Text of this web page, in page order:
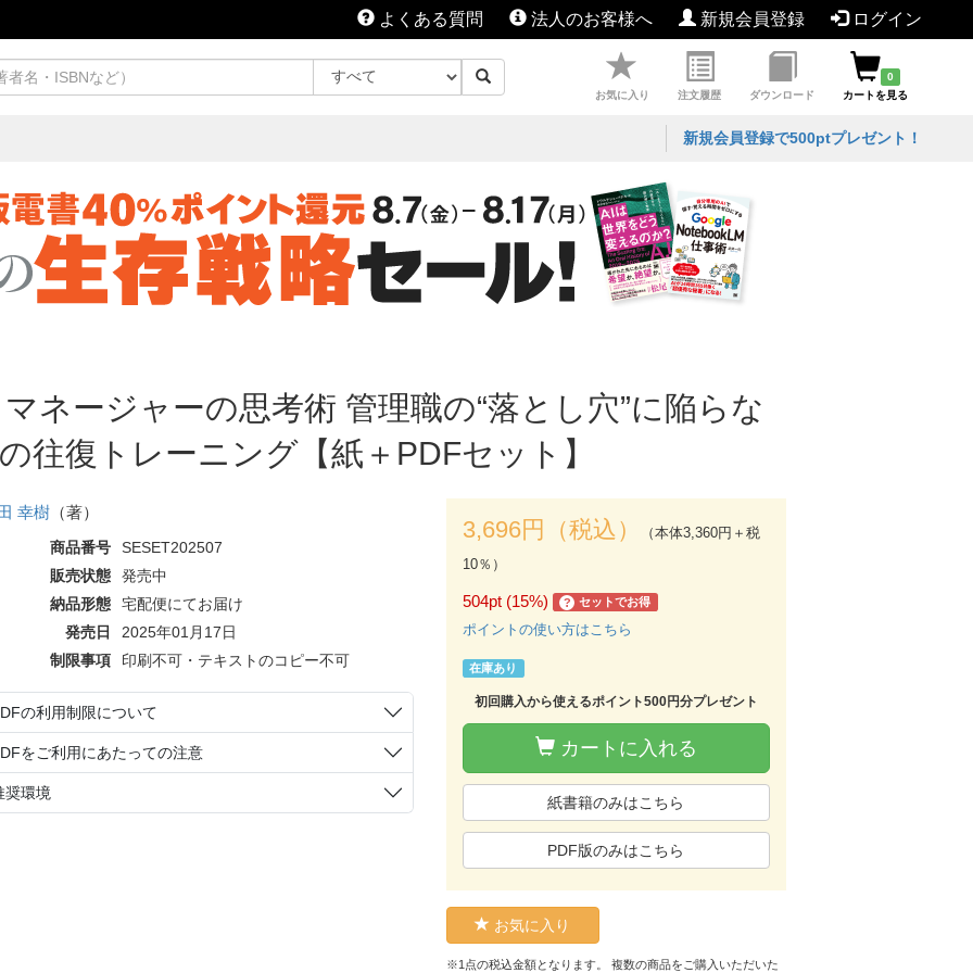
よくある質問 法人のお客様へ 新規会員登録 ログイン
お気に入り 注文履歴 ダウンロード
0
カートを見る
新規会員登録で500ptプレゼント！
ネージャーの思考術 管理職の“落とし穴”に陥らな
往復トレーニング【紙＋PDFセット】
幸樹（著）
商品番号
SESET202507
販売状態
発売中
納品形態
宅配便にてお届け
発売日
2025年01月17日
制限事項
印刷不可・テキストのコピー不可
の利用制限について
をご利用にあたっての注意
奨環境
3,696円（税込）
（本体3,360円＋税
10％）
504pt (15%) ? セットでお得
ポイントの使い方はこちら
在庫あり
初回購入から使えるポイント500円分プレゼント
カートに入れる
紙書籍のみはこちら
PDF版のみはこちら
お気に入り
※1点の税込金額となります。 複数の商品をご購入いただいた